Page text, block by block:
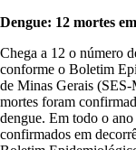
Dengue: 12 mortes
Chega a 12 o número
conforme o Boletim
de Minas Gerais
mortes foram
dengue. Em todo o
confirmados em